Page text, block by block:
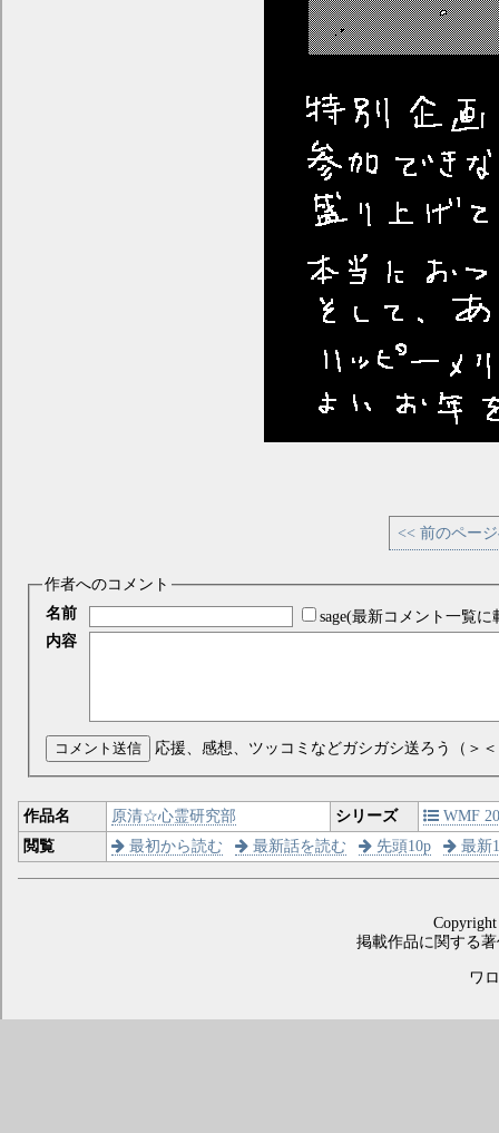
<< 前のペー
作者へのコメント
名前
sage(最新コメント一覧に
内容
コメント送信 応援、感想、ツッコミなどガシガシ送ろう（＞
作品名 原清☆心霊研究部 シリーズ
WMF
閲覧
最初から読む 最新話を読む 先頭10p 最新
掲載作品に関する
ワ